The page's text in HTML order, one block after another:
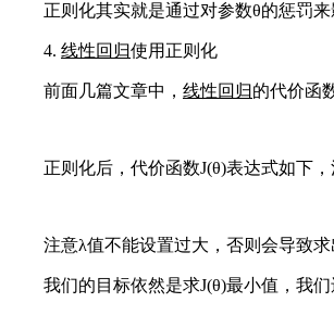
正则化其实就是通过对参数θ的惩罚
4. 线性回归使用正则化
前面几篇文章中， 线性回归的代价函
正则化后，代价函数J(θ)表达式如下
注意λ值不能设置过大，否则会导致
我们的目标依然是求J(θ)最小值，我